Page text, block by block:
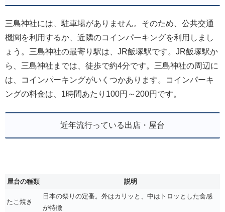
三島神社には、駐車場がありません。そのため、公共交通
機関を利用するか、近隣のコインパーキングを利用しまし
ょう。三島神社の最寄り駅は、JR飯塚駅です。JR飯塚駅か
ら、三島神社までは、徒歩で約4分です。三島神社の周辺に
は、コインパーキングがいくつかあります。コインパーキ
ングの料金は、1時間あたり100円～200円です。
近年流行っている出店・屋台
屋台の種類 説明
たこ焼き
日本の祭りの定番。外はカリッと、中はトロッとした食感
が特徴